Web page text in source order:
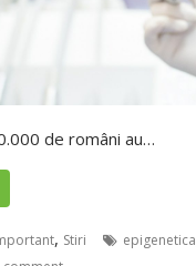
de români au…
, Stiri epigenetica